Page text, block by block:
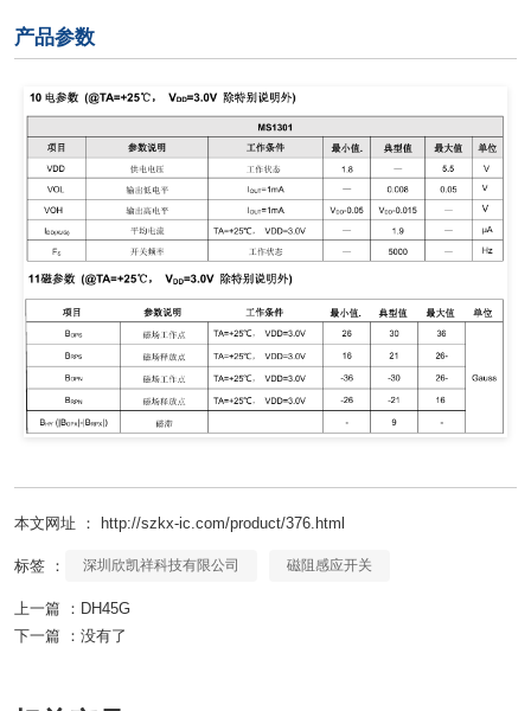
产品参数
本文网址 ： http://szkx-ic.com/product/376.html
标签 ： 深圳欣凯祥科技有限公司 磁阻感应开关
上一篇 ： DH45G
下一篇 ： 没有了